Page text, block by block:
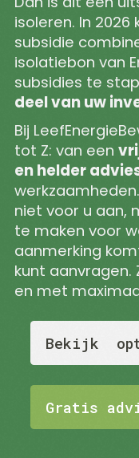
Gevel
LEB
&
2026
Over
Ons
alle
Hoe
zijn?
aan
isoleren. In 2026
subsidie
isolatiebon van
subsidies te
deel van uw
Bij
tot Z: van een
en helder
niet voor u aan,
te maken voor
aanmerking
kunt
en met
Bekijk
Gratis